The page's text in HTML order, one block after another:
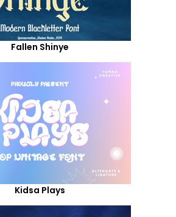
Fallen Shinye
Kidsa Plays